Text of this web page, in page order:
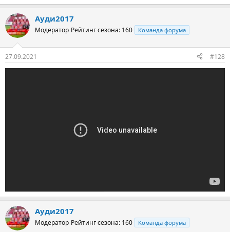
Ауди2017
Модератор Рейтинг сезона: 160 Команда форума
27.09.2021 #128
Ауди2017
Модератор Рейтинг сезона: 160 Команда форума